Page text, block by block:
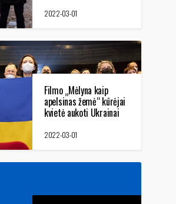
2022-03-01
Filmo „Mėlyna kaip
apelsinas žemė“ kūrėjai
kvietė aukoti Ukrainai
su jumis!
2022-03-01